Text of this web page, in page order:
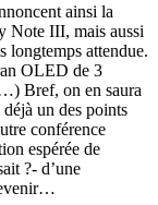
ainsi la
Note III, mais aussi
longtemps attendue.
OLED de 3
Bref, on en saura
un des points
conférence
espérée de
?- d’une